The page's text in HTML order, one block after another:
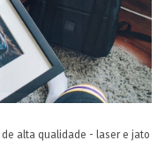
alta qualidade - laser e jato